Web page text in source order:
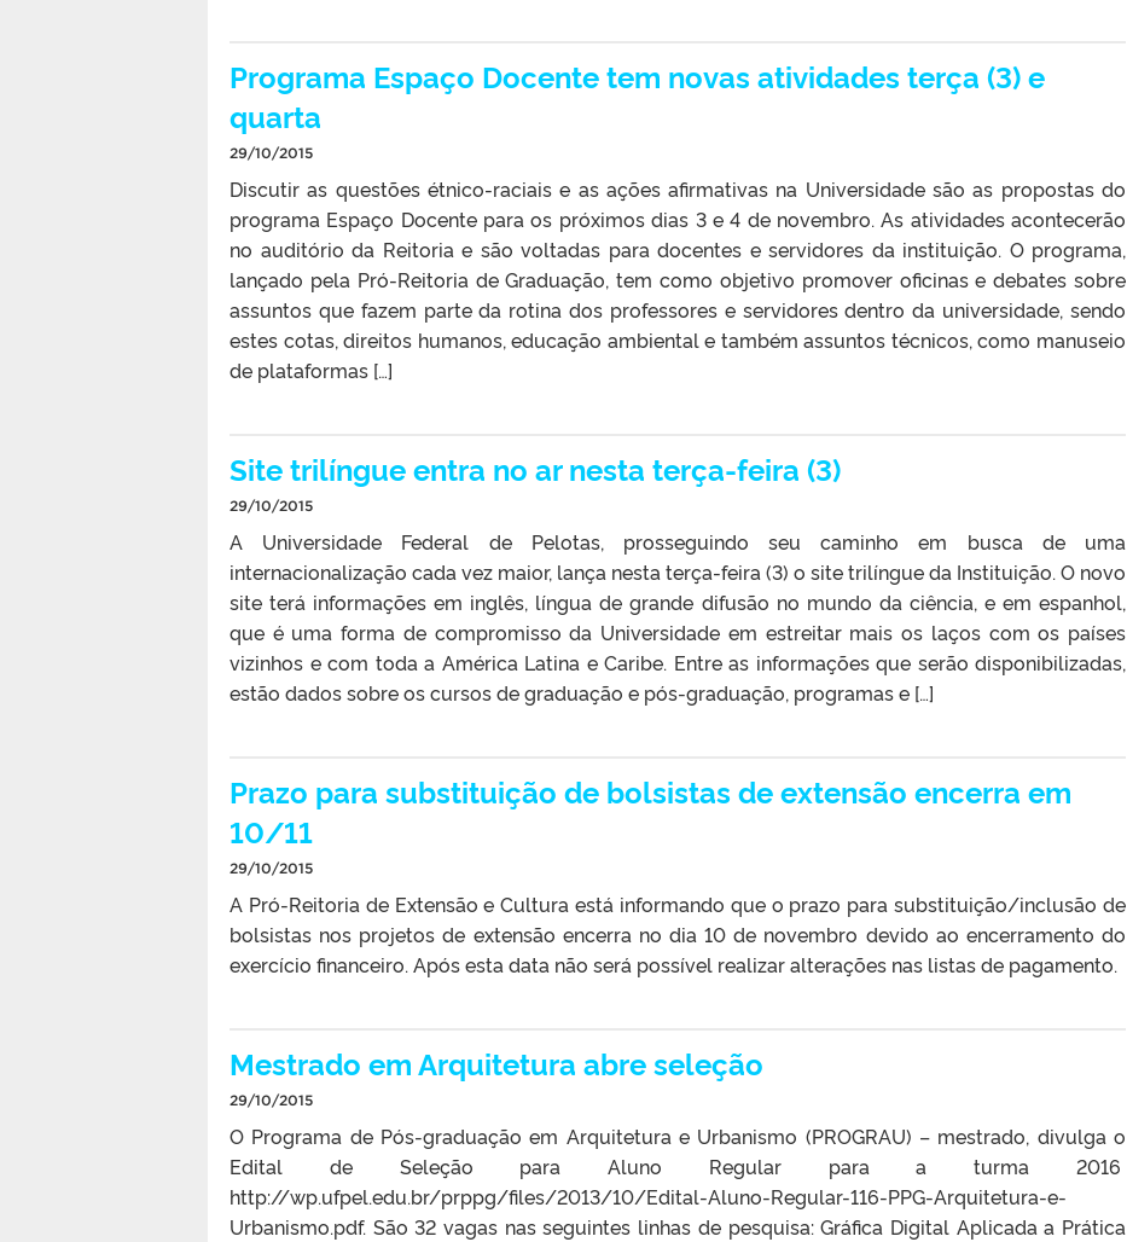
Programa Espaço Docente tem novas atividades terça (3) e
quarta
29/10/2015
Discutir as questões étnico-raciais e as ações afirmativas na Universidade são as propostas do
programa Espaço Docente para os próximos dias 3 e 4 de novembro. As atividades acontecerão
no auditório da Reitoria e são voltadas para docentes e servidores da instituição. O programa,
lançado pela Pró-Reitoria de Graduação, tem como objetivo promover oficinas e debates sobre
assuntos que fazem parte da rotina dos professores e servidores dentro da universidade, sendo
estes cotas, direitos humanos, educação ambiental e também assuntos técnicos, como manuseio
de plataformas […]
Site trilíngue entra no ar nesta terça-feira (3)
29/10/2015
A Universidade Federal de Pelotas, prosseguindo seu caminho em busca de uma
internacionalização cada vez maior, lança nesta terça-feira (3) o site trilíngue da Instituição. O novo
site terá informações em inglês, língua de grande difusão no mundo da ciência, e em espanhol,
que é uma forma de compromisso da Universidade em estreitar mais os laços com os países
vizinhos e com toda a América Latina e Caribe. Entre as informações que serão disponibilizadas,
estão dados sobre os cursos de graduação e pós-graduação, programas e […]
Prazo para substituição de bolsistas de extensão encerra em
10/11
29/10/2015
A Pró-Reitoria de Extensão e Cultura está informando que o prazo para substituição/inclusão de
bolsistas nos projetos de extensão encerra no dia 10 de novembro devido ao encerramento do
exercício financeiro. Após esta data não será possível realizar alterações nas listas de pagamento.
Mestrado em Arquitetura abre seleção
29/10/2015
O Programa de Pós-graduação em Arquitetura e Urbanismo (PROGRAU) – mestrado, divulga o
Edital de Seleção para Aluno Regular para a turma 2016
http://wp.ufpel.edu.br/prppg/files/2013/10/Edital-Aluno-Regular-116-PPG-Arquitetura-e-
Urbanismo.pdf. São 32 vagas nas seguintes linhas de pesquisa: Gráfica Digital Aplicada a Prática